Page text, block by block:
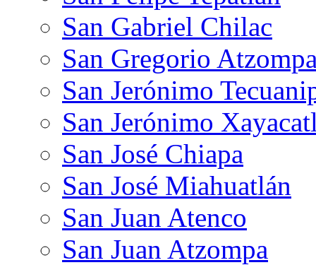
San Gabriel Chilac
San Gregorio
San Jerónimo
San Jerónimo
San José Chiapa
San José Miahuatlán
San Juan Atenco
San Juan Atzompa